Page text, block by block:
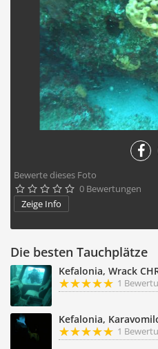
Bewerte dieses Foto
     0 Bewertungen
Zeige Info
Die besten Tauchplätze
Kefalonia, Wrack
1
Kefalonia,
1